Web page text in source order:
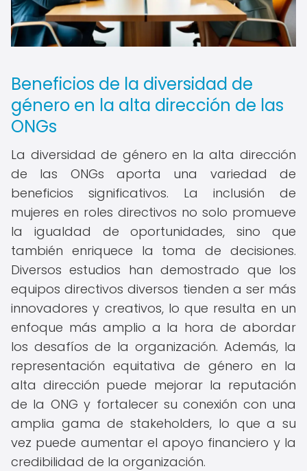
Beneficios de la diversidad de
género en la alta dirección de las
ONGs
La diversidad de género en la alta dirección
de las ONGs aporta una variedad de
beneficios significativos. La inclusión de
mujeres en roles directivos no solo promueve
la igualdad de oportunidades, sino que
también enriquece la toma de decisiones.
Diversos estudios han demostrado que los
equipos directivos diversos tienden a ser más
innovadores y creativos, lo que resulta en un
enfoque más amplio a la hora de abordar
los desafíos de la organización. Además, la
representación equitativa de género en la
alta dirección puede mejorar la reputación
de la ONG y fortalecer su conexión con una
amplia gama de stakeholders, lo que a su
vez puede aumentar el apoyo financiero y la
credibilidad de la organización.